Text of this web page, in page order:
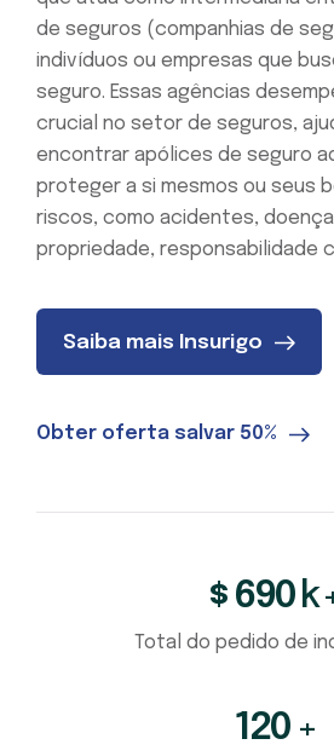
de seguros (companhias de
indivíduos ou empresas que
seguro. Essas agências
crucial no setor de seguros,
encontrar apólices de seguro
proteger a si mesmos ou seus
riscos, como acidentes,
propriedade, responsabilidade
Saiba mais Insurigo
Obter oferta salvar 50%
$ 690
Total do pedido de
120 +